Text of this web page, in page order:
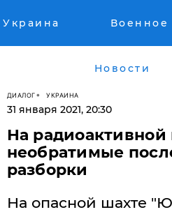
Украина Военное
Новости
ДИАЛОГ УКРАИНА
31 января 2021, 20:30
На
необратимые
разборки
На опасной шахте